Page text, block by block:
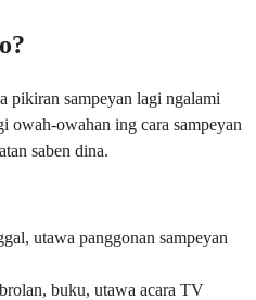
pikiran sampeyan lagi ngalami
owah-owahan ing cara sampeyan
saben dina.
utawa panggonan sampeyan
buku, utawa acara TV